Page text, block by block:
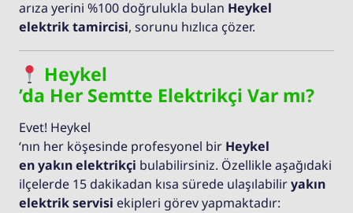
arıza yerini %100 doğrulukla bulan Heykel
elektrik tamircisi, sorunu hızlıca çözer.
Heykel
’da Her Semtte Elektrikçi Var mı?
Evet! Heykel
‘nın her köşesinde profesyonel bir Heykel
en yakın elektrikçi bulabilirsiniz. Özellikle aşağıdaki
ilçelerde 15 dakikadan kısa sürede ulaşılabiliryakın
elektrik servisi ekipleri görev yapmaktadır: